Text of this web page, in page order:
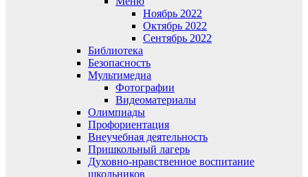
Ноябрь 2022
Октябрь 2022
Сентябрь 2022
Библиотека
Безопасность
Мультимедиа
Фотографии
Видеоматериалы
Олимпиады
Профориентация
Внеучебная деятельность
Пришкольный лагерь
Духовно-нравственное воспитание
школьников